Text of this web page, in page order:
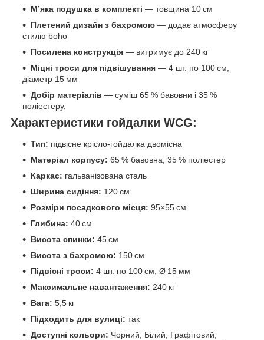
М’яка подушка в комплекті — товщина 10 см
Плетений дизайн з бахромою — додає атмосферу
стилю boho
Посилена конструкція — витримує до 240 кг
Міцні троси для підвішування — 4 шт. по 100 см,
діаметр 15 мм
Добір матеріалів — суміш 65 % бавовни і 35 %
поліестеру,
Характеристики гойдалки WCG:
Тип: підвісне крісло-гойдалка двомісна
Матеріал корпусу: 65 % бавовна, 35 % поліестер
Каркас: гальванізована сталь
Ширина сидіння: 120 см
Розміри посадкового місця: 95×55 см
Глибина: 40 см
Висота спинки: 45 см
Висота з бахромою: 150 см
Підвісні троси: 4 шт. по 100 см, Ø 15 мм
Максимальне навантаження: 240 кг
Вага: 5,5 кг
Підходить для вулиці: так
Доступні кольори: Чорний, Білий, Графітовий,